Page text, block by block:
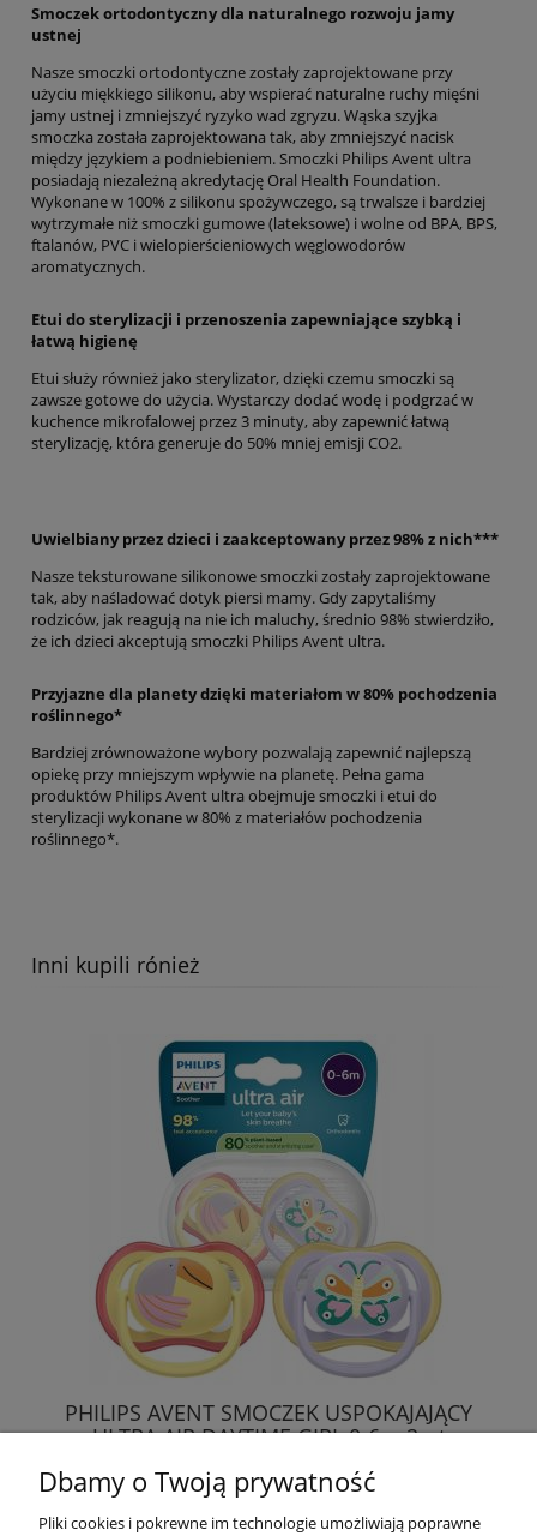
Smoczek ortodontyczny dla naturalnego rozwoju jamy
ustnej
Nasze smoczki ortodontyczne zostały zaprojektowane przy
użyciu miękkiego silikonu, aby wspierać naturalne ruchy mięśni
jamy ustnej i zmniejszyć ryzyko wad zgryzu. Wąska szyjka
smoczka została zaprojektowana tak, aby zmniejszyć nacisk
między językiem a podniebieniem. Smoczki Philips Avent ultra
posiadają niezależną akredytację Oral Health Foundation.
Wykonane w 100% z silikonu spożywczego, są trwalsze i bardziej
wytrzymałe niż smoczki gumowe (lateksowe) i wolne od BPA, BPS,
ftalanów, PVC i wielopierścieniowych węglowodorów
aromatycznych.
Etui do sterylizacji i przenoszenia zapewniające szybką i
łatwą higienę
Etui służy również jako sterylizator, dzięki czemu smoczki są
zawsze gotowe do użycia. Wystarczy dodać wodę i podgrzać w
kuchence mikrofalowej przez 3 minuty, aby zapewnić łatwą
sterylizację, która generuje do 50% mniej emisji CO2.
Uwielbiany przez dzieci i zaakceptowany przez 98% z nich***
Nasze teksturowane silikonowe smoczki zostały zaprojektowane
tak, aby naśladować dotyk piersi mamy. Gdy zapytaliśmy
rodziców, jak reagują na nie ich maluchy, średnio 98% stwierdziło,
że ich dzieci akceptują smoczki Philips Avent ultra.
Przyjazne dla planety dzięki materiałom w 80% pochodzenia
roślinnego*
Bardziej zrównoważone wybory pozwalają zapewnić najlepszą
opiekę przy mniejszym wpływie na planetę. Pełna gama
produktów Philips Avent ultra obejmuje smoczki i etui do
sterylizacji wykonane w 80% z materiałów pochodzenia
roślinnego*.
Inni kupili rónież
PHILIPS AVENT SMOCZEK USPOKAJAJĄCY
ULTRA AIR DAYTIME GIRL 0-6m 2szt
25,49 zł
Dbamy o Twoją prywatność
Pliki cookies i pokrewne im technologie umożliwiają poprawne